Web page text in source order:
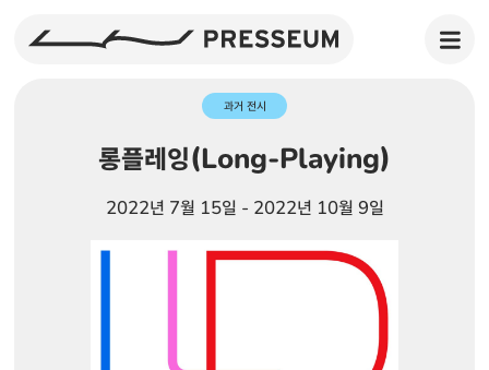
과거 전시
롱플레잉(Long-Playing)
2022년 7월 15일 - 2022년 10월 9일